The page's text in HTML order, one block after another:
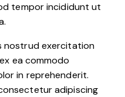
tempor incididunt ut
nostrud exercitation
ea commodo
in reprehenderit.
adipiscing